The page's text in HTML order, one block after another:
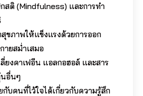
สติ (Mindfulness) และการทำ
ขภาพให้แข็งแรงด้วยการออก
ายสม่ำเสมอ
ยงคาเฟอีน แอลกอฮอล์ และสาร
อื่นๆ
บคนที่ไว้ใจได้เกี่ยวกับความรู้สึก